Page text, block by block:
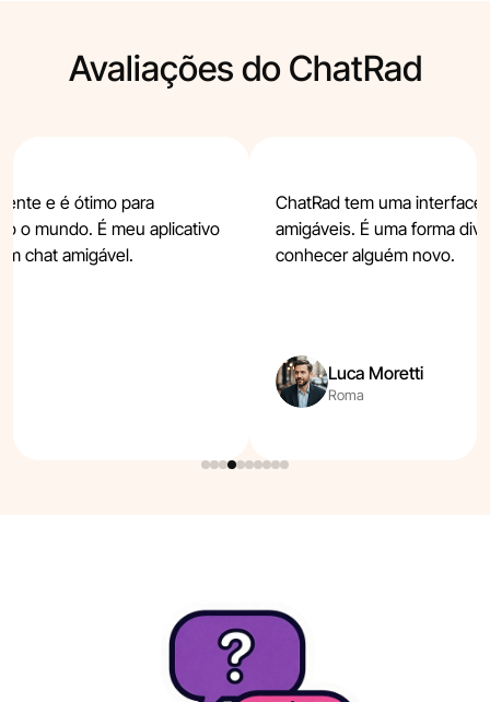
Avaliações do ChatRad
e é ótimo para
o mundo. É meu aplicativo
chat amigável.
ChatRad tem uma
amigáveis. É uma forma
conhecer alguém novo.
Luca Moretti
Roma